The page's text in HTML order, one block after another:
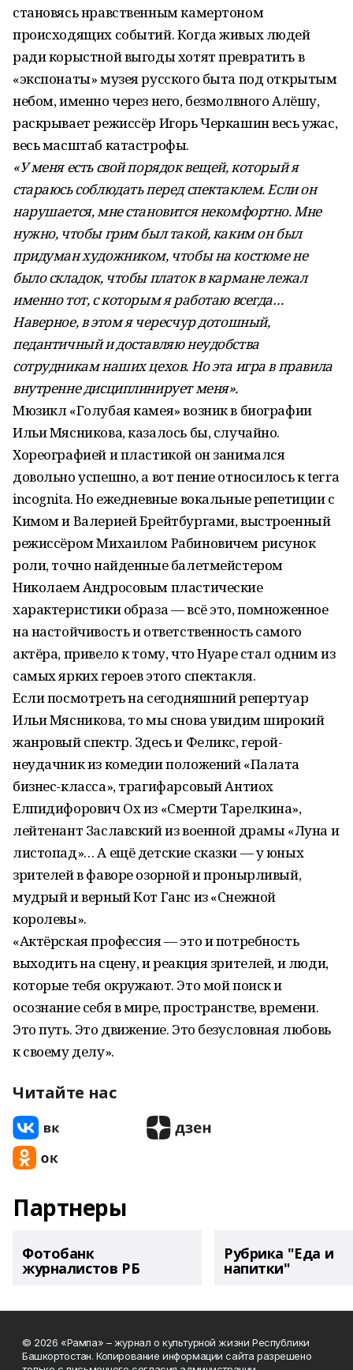
становясь нравственным камертоном
происходящих событий. Когда живых людей
ради корыстной выгоды хотят превратить в
«экспонаты» музея русского быта под открытым
небом, именно через него, безмолвного Алёшу,
раскрывает режиссёр Игорь Черкашин весь ужас,
весь масштаб катастрофы.
«У меня есть свой порядок вещей, который я
стараюсь соблюдать перед спектаклем. Если он
нарушается, мне становится некомфортно. Мне
нужно, чтобы грим был такой, каким он был
придуман художником, чтобы на костюме не
было складок, чтобы платок в кармане лежал
именно тот, с которым я работаю всегда…
Наверное, в этом я чересчур дотошный,
педантичный и доставляю неудобства
сотрудникам наших цехов. Но эта игра в правила
внутренне дисциплинирует меня».
Мюзикл «Голубая камея» возник в биографии
Ильи Мясникова, казалось бы, случайно.
Хореографией и пластикой он занимался
довольно успешно, а вот пение относилось к terra
incognita. Но ежедневные вокальные репетиции с
Кимом и Валерией Брейтбургами, выстроенный
режиссёром Михаилом Рабиновичем рисунок
роли, точно найденные балетмейстером
Николаем Андросовым пластические
характеристики образа — всё это, помноженное
на настойчивость и ответственность самого
актёра, привело к тому, что Нуаре стал одним из
самых ярких героев этого спектакля.
Если посмотреть на сегодняшний репертуар
Ильи Мясникова, то мы снова увидим широкий
жанровый спектр. Здесь и Феликс, герой-
неудачник из комедии положений «Палата
бизнес-класса», трагифарсовый Антиох
Елпидифорович Ох из «Смерти Тарелкина»,
лейтенант Заславский из военной драмы «Луна и
листопад»… А ещё детские сказки — у юных
зрителей в фаворе озорной и пронырливый,
мудрый и верный Кот Ганс из «Снежной
королевы».
«Актёрская профессия — это и потребность
выходить на сцену, и реакция зрителей, и люди,
которые тебя окружают. Это мой поиск и
осознание себя в мире, пространстве, времени.
Это путь. Это движение. Это безусловная любовь
к своему делу».
Читайте нас
Партнеры
Фотобанк
журналистов РБ
Рубрика "Еда и
напитки"
© 2026 «Рампа» – журнал о культурной жизни Республики
Башкортостан. Копирование информации сайта разрешено